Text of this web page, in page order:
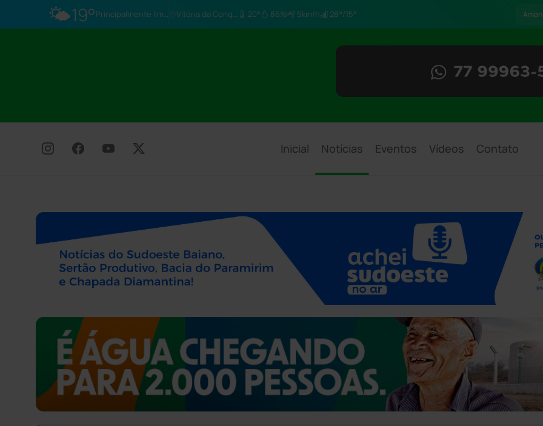
🌤️19° Principalmente limpo Vitória da Conq… 20° 86% 5km/h 28°/15°
Inicial Notícias Eventos Vídeos Contato